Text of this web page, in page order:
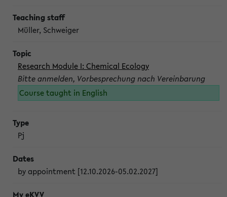
Müller, Schweiger
Research Module I: Chemical Ecology
Bitte anmelden, Vorbesprechung nach Vereinbarung
Course taught in English
Pj
by appointment [12.10.2026-05.02.2027]